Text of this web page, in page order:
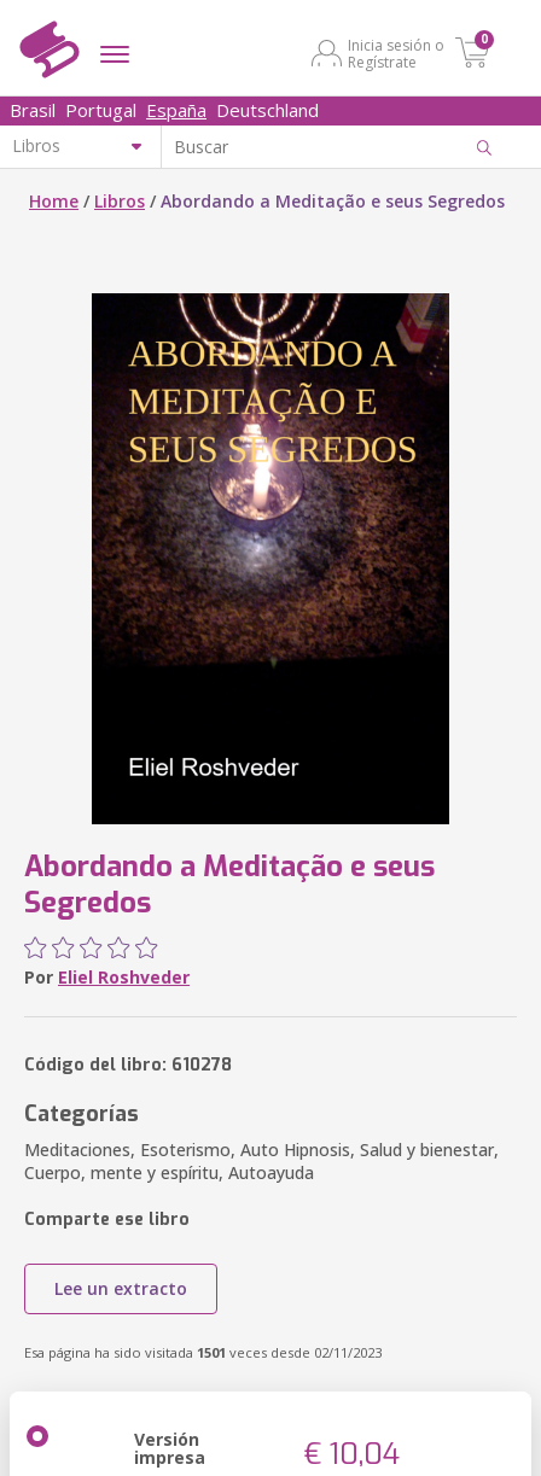
Inicia sesión o
Regístrate
0
Brasil Portugal España Deutschland
Home / Libros /Abordando a Meditação e seus Segredos
Abordando a Meditação e seus
Segredos
Por Eliel Roshveder
Código del libro: 610278
Categorías
Meditaciones, Esoterismo, Auto Hipnosis, Salud y bienestar,
Cuerpo, mente y espíritu, Autoayuda
Comparte ese libro
Lee un extracto
Esa página ha sido visitada 1501 veces desde 02/11/2023
Versión
impresa € 10,04